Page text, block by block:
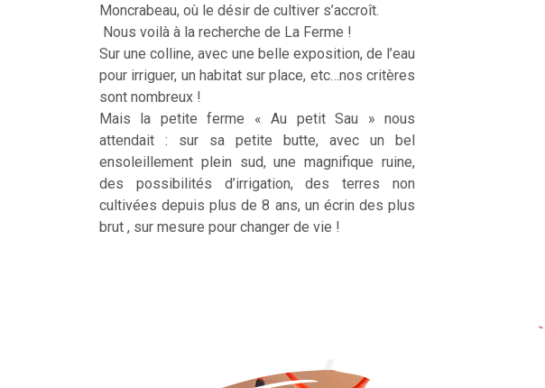
Moncrabeau, où le désir de cultiver s’accroît.
Nous voilà à la recherche de La Ferme !
Sur une colline, avec une belle exposition, de l’eau
pour irriguer, un habitat sur place, etc…nos critères
sont nombreux !
Mais la petite ferme « Au petit Sau » nous
attendait : sur sa petite butte, avec un bel
ensoleillement plein sud, une magnifique ruine,
des possibilités d’irrigation, des terres non
cultivées depuis plus de 8 ans, un écrin des plus
brut , sur mesure pour changer de vie !